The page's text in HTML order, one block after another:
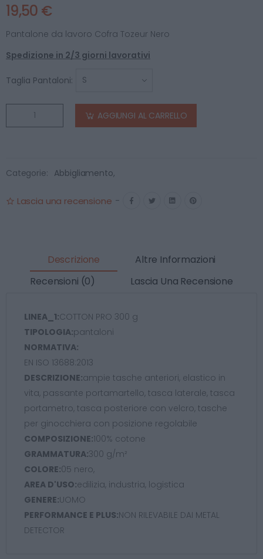
19,50 €
Pantalone da lavoro Cofra Tozeur Nero
Spedizione in 2/3 giorni lavorativi
Taglia Pantaloni:
AGGIUNGI AL CARRELLO
Categorie: Abbigliamento,
Lascia una recensione -
Descrizione
Altre Informazioni
Recensioni (0)
Lascia Una Recensione
LINEA_1:COTTON PRO 300 g
TIPOLOGIA:pantaloni
NORMATIVA:
EN ISO 13688:2013
DESCRIZIONE:ampie tasche anteriori, elastico in
vita, passante portamartello, tasca laterale, tasca
portametro, tasca posteriore con velcro, tasche
per ginocchiera con posizione regolabile
COMPOSIZIONE:100% cotone
GRAMMATURA:300 g/m²
COLORE:05 nero,
AREA D'USO:edilizia, industria, logistica
GENERE:UOMO
PERFORMANCE E PLUS:NON RILEVABILE DAI METAL
DETECTOR